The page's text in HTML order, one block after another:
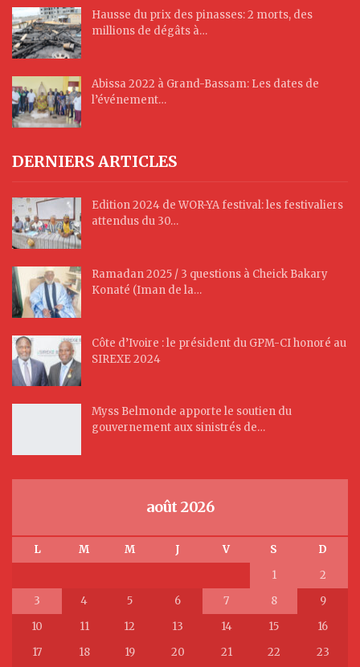
Hausse du prix des pinasses: 2 morts, des
millions de dégâts à…
Abissa 2022 à Grand-Bassam: Les dates de
l’événement…
DERNIERS ARTICLES
Edition 2024 de WOR-YA festival: les festivaliers
attendus du 30…
Ramadan 2025 / 3 questions à Cheick Bakary
Konaté (Iman de la…
Côte d’Ivoire : le président du GPM-CI honoré au
SIREXE 2024
Myss Belmonde apporte le soutien du
gouvernement aux sinistrés de…
août 2026
L M M J V S
D
1
2
3
4 5 6 7 8
9
10
11 12 13 14 15
16
17
18 19 20 21 22 23